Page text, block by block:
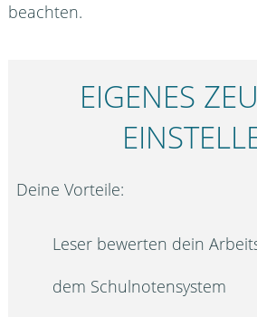
beachten.
EIGENES
Deine Vorteile:
Leser bewerten dein
dem Schulnotensystem